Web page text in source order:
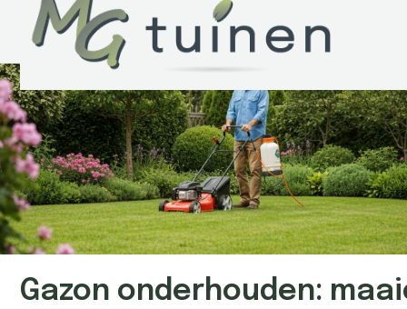
Gazon onderhouden: